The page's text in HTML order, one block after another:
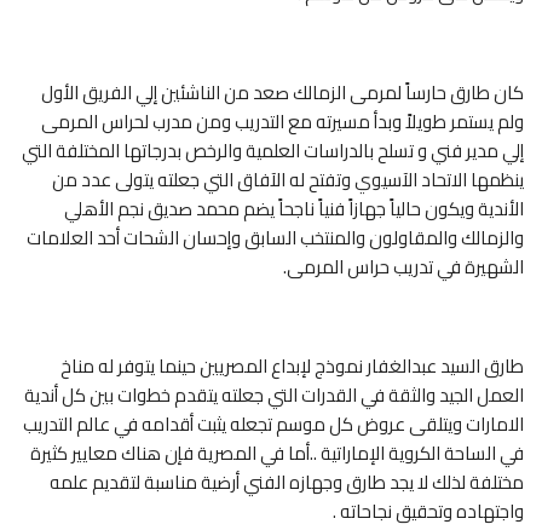
كان طارق حارساً لمرمى الزمالك صعد من الناشئين إلي الفريق الأول
ولم يستمر طويلاً وبدأ مسيرته مع التدريب ومن مدرب لحراس المرمى
إلي مدير فني و تسلح بالدراسات العلمية والرخص بدرجاتها المختلفة التي
ينظمها الاتحاد الآسيوي وتفتح له الآفاق التي جعلته يتولى عدد من
الأندية ويكون حالياً جهازاً فنياً ناجحاً يضم محمد صديق نجم الأهلي
والزمالك والمقاولون والمنتخب السابق وإحسان الشحات أحد العلامات
الشهيرة في تدريب حراس المرمى.
طارق السيد عبدالغفار نموذج لإبداع المصريين حينما يتوفر له مناخ
العمل الجيد والثقة في القدرات التي جعلته يتقدم خطوات بين كل أندية
الامارات ويتلقى عروض كل موسم تجعله يثبت أقدامه في عالم التدريب
في الساحة الكروية الإماراتية ..أما في المصرية فإن هناك معايير كثيرة
مختلفة لذلك لا يجد طارق وجهازه الفني أرضية مناسبة لتقديم علمه
واجتهاده وتحقيق نجاحاته .